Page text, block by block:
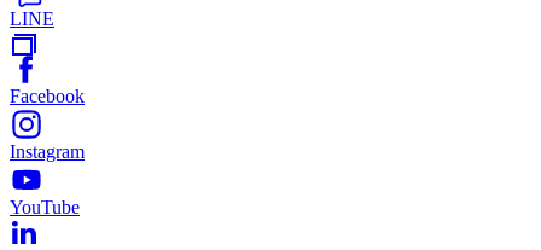
LINE
Facebook
Instagram
YouTube